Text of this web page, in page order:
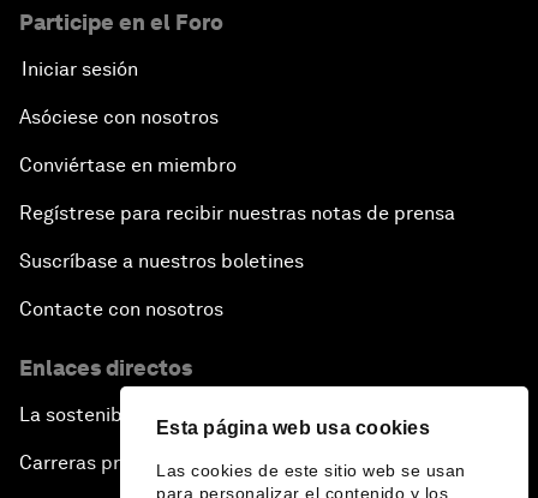
Esta página web usa cookies
Las cookies de este sitio web se usan
para personalizar el contenido y los
Participe en el Foro
Iniciar sesión
Asóciese con nosotros
Conviértase en miembro
Regístrese para recibir nuestras notas de prensa
Suscríbase a nuestros boletines
Contacte con nosotros
Enlaces directos
La sostenibilidad en el Foro
Carreras profesionales